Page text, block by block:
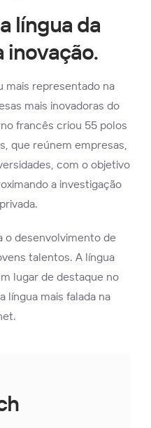
língua da
inovação.
mais representado na
mais inovadoras do
francês criou 55 polos
que reúnem empresas,
com o objetivo
a investigação
o desenvolvimento de
talentos. A língua
lugar de destaque no
língua mais falada na